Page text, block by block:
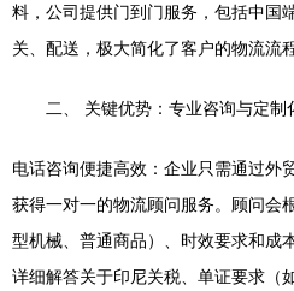
料，公司提供门到门服务，包括中国
关、配送，极大简化了客户的物流流程
二、 关键优势：专业咨询与定制
电话咨询便捷高效：企业只需通过外
获得一对一的物流顾问服务。顾问会
型机械、普通商品）、时效要求和成
详细解答关于印尼关税、单证要求（